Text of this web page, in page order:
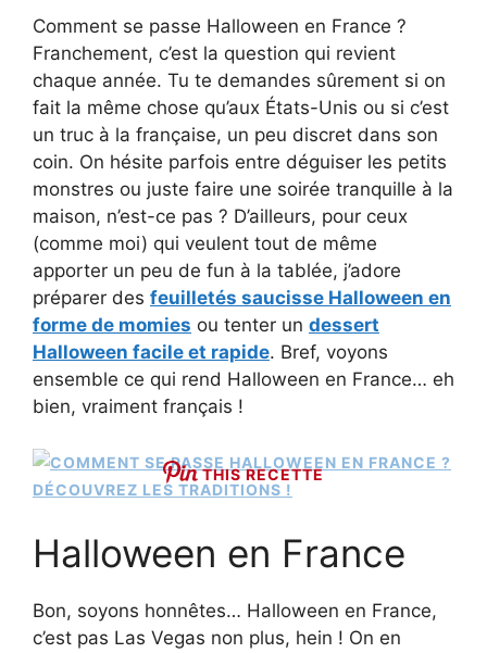
Comment se passe Halloween en France ?
Franchement, c’est la question qui revient
chaque année. Tu te demandes sûrement si on
fait la même chose qu’aux États-Unis ou si c’est
un truc à la française, un peu discret dans son
coin. On hésite parfois entre déguiser les petits
monstres ou juste faire une soirée tranquille à la
maison, n’est-ce pas ? D’ailleurs, pour ceux
(comme moi) qui veulent tout de même
apporter un peu de fun à la tablée, j’adore
préparer des feuilletés saucisse Halloween en
forme de momies ou tenter un dessert
Halloween facile et rapide. Bref, voyons
ensemble ce qui rend Halloween en France… eh
bien, vraiment français !
THIS RECETTE
Halloween en France
Bon, soyons honnêtes… Halloween en France,
c’est pas Las Vegas non plus, hein ! On en